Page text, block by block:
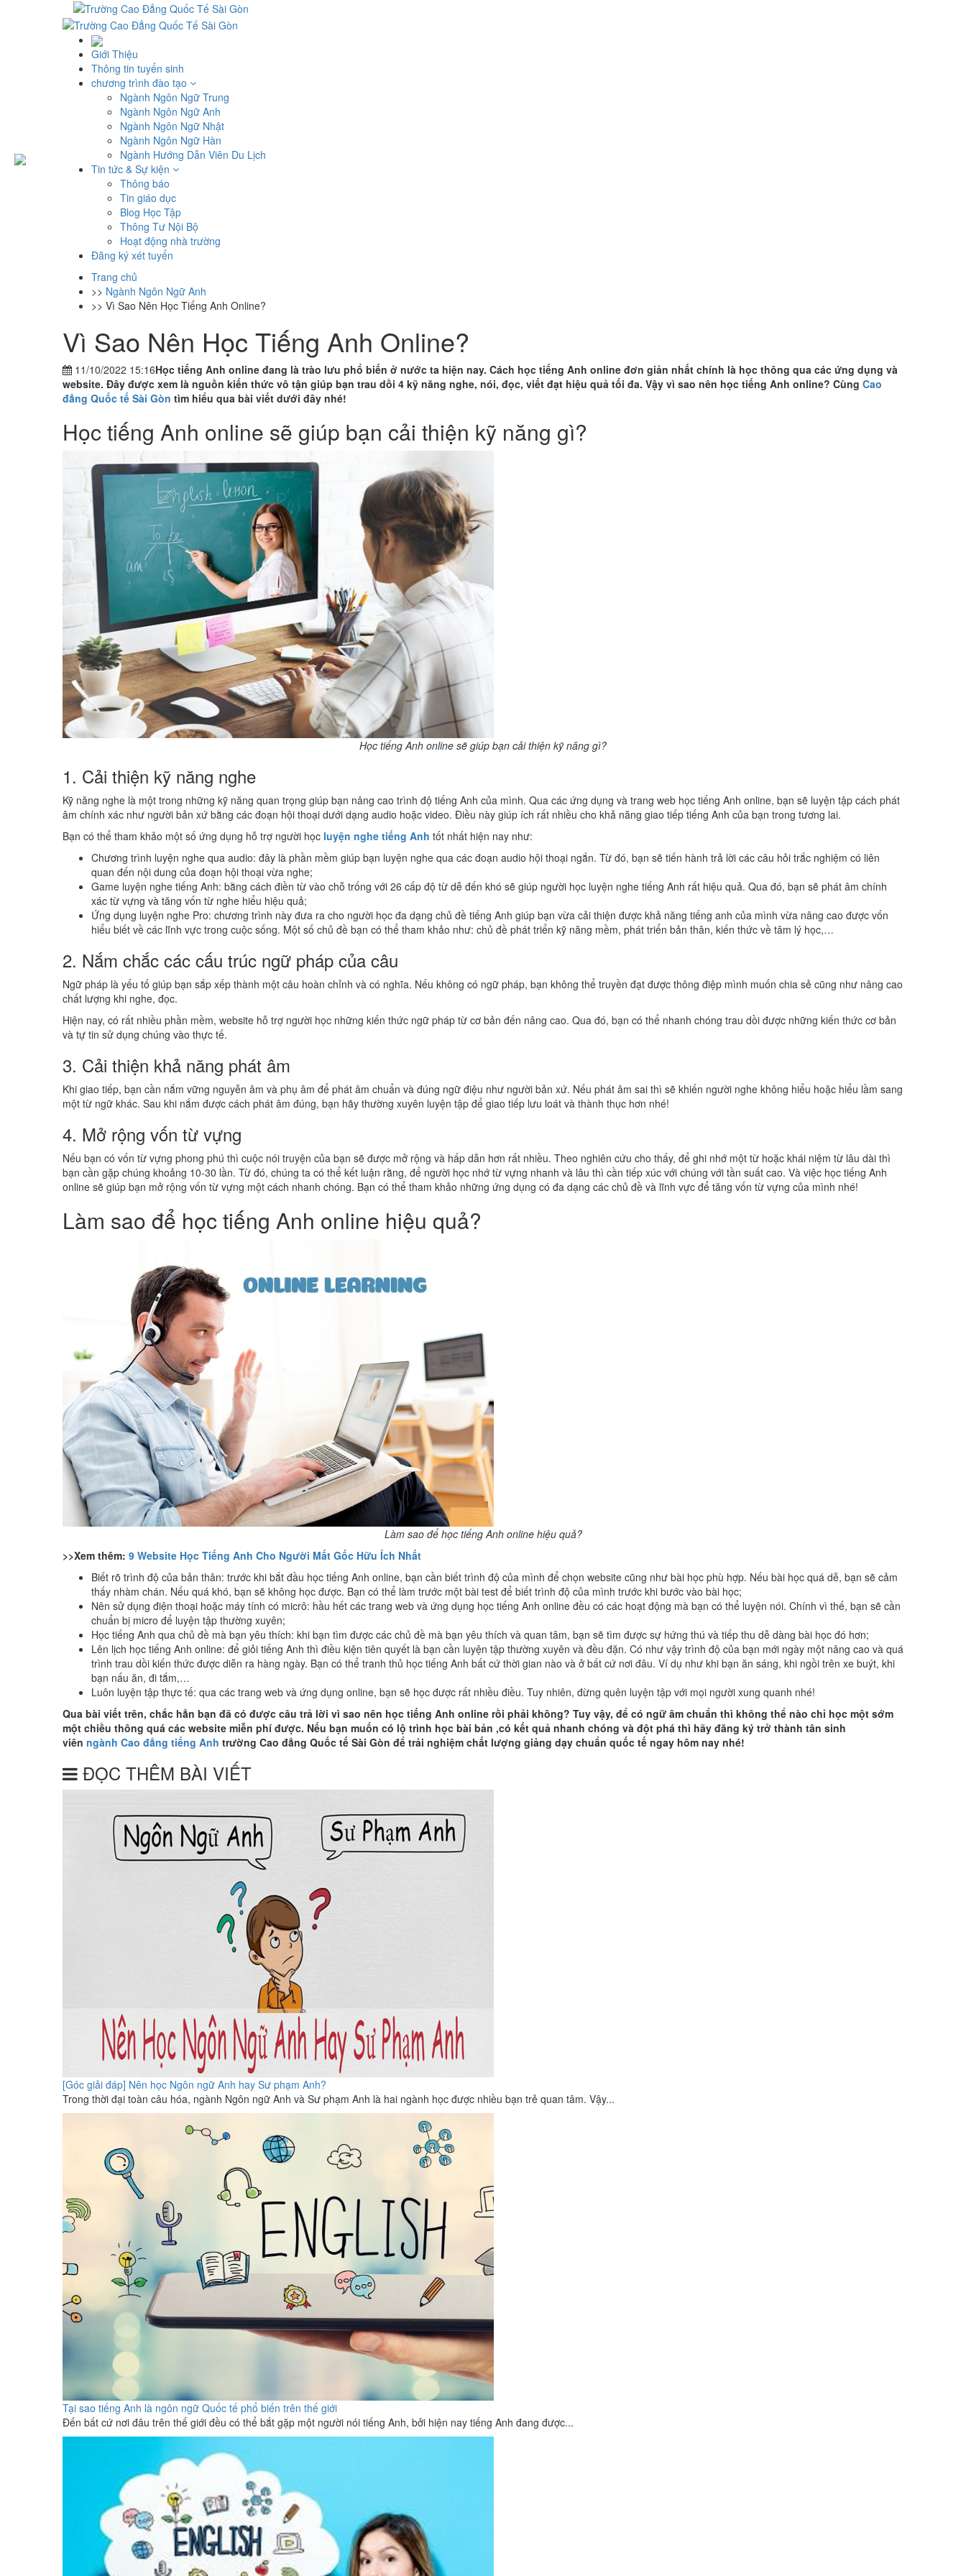
Giới Thiệu
Thông tin tuyển sinh
chương trình đào tạo
Ngành Ngôn Ngữ Trung
Ngành Ngôn Ngữ Anh
Ngành Ngôn Ngữ Nhật
Ngành Ngôn Ngữ Hàn
Ngành Hướng Dẫn Viên Du Lịch
Tin tức & Sự kiện
Thông báo
Tin giáo dục
Blog Học Tập
Thông Tư Nội Bộ
Hoạt động nhà trường
Đăng ký xét tuyển
Trang chủ
>> Ngành Ngôn Ngữ Anh
>> Vì Sao Nên Học Tiếng Anh Online?
Vì Sao Nên Học Tiếng Anh Online?
11/10/2022 15:16Học tiếng Anh online đang là trào lưu phổ biến ở nước ta hiện nay. Cách học tiếng Anh online đơn giản nhất chính là học thông qua các ứng dụng và
website. Đây được xem là nguồn kiến thức vô tận giúp bạn trau dồi 4 kỹ năng nghe, nói, đọc, viết đạt hiệu quả tối đa. Vậy vì sao nên học tiếng Anh online? Cùng Cao
đẳng Quốc tế Sài Gòn tìm hiểu qua bài viết dưới đây nhé!
Học tiếng Anh online sẽ giúp bạn cải thiện kỹ năng gì?
Học tiếng Anh online sẽ giúp bạn cải thiện kỹ năng gì?
1. Cải thiện kỹ năng nghe
Kỹ năng nghe là một trong những kỹ năng quan trọng giúp bạn nâng cao trình độ tiếng Anh của mình. Qua các ứng dụng và trang web học tiếng Anh online, bạn sẽ luyện tập cách phát
âm chính xác như người bản xứ bằng các đoạn hội thoại dưới dạng audio hoặc video. Điều này giúp ích rất nhiều cho khả năng giao tiếp tiếng Anh của bạn trong tương lai.
Bạn có thể tham khảo một số ứng dụng hỗ trợ người học luyện nghe tiếng Anh tốt nhất hiện nay như:
Chương trình luyện nghe qua audio: đây là phần mềm giúp bạn luyện nghe qua các đoạn audio hội thoại ngắn. Từ đó, bạn sẽ tiến hành trả lời các câu hỏi trắc nghiệm có liên
quan đến nội dung của đoạn hội thoại vừa nghe;
Game luyện nghe tiếng Anh: bằng cách điền từ vào chỗ trống với 26 cấp độ từ dễ đến khó sẽ giúp người học luyện nghe tiếng Anh rất hiệu quả. Qua đó, bạn sẽ phát âm chính
xác từ vựng và tăng vốn từ nghe hiểu hiệu quả;
Ứng dụng luyện nghe Pro: chương trình này đưa ra cho người học đa dạng chủ đề tiếng Anh giúp bạn vừa cải thiện được khả năng tiếng anh của mình vừa nâng cao được vốn
hiểu biết về các lĩnh vực trong cuộc sống. Một số chủ đề bạn có thể tham khảo như: chủ đề phát triển kỹ năng mềm, phát triển bản thân, kiến thức về tâm lý học,…
2. Nắm chắc các cấu trúc ngữ pháp của câu
Ngữ pháp là yếu tố giúp bạn sắp xếp thành một câu hoàn chỉnh và có nghĩa. Nếu không có ngữ pháp, bạn không thể truyền đạt được thông điệp mình muốn chia sẻ cũng như nâng cao
chất lượng khi nghe, đọc.
Hiện nay, có rất nhiều phần mềm, website hỗ trợ người học những kiến thức ngữ pháp từ cơ bản đến nâng cao. Qua đó, bạn có thể nhanh chóng trau dồi được những kiến thức cơ bản
và tự tin sử dụng chúng vào thực tế.
3. Cải thiện khả năng phát âm
Khi giao tiếp, bạn cần nắm vững nguyễn âm và phụ âm để phát âm chuẩn và đúng ngữ điệu như người bản xứ. Nếu phát âm sai thì sẽ khiến người nghe không hiểu hoặc hiểu lầm sang
một từ ngữ khác. Sau khi nắm được cách phát âm đúng, bạn hãy thường xuyên luyện tập để giao tiếp lưu loát và thành thục hơn nhé!
4. Mở rộng vốn từ vựng
Nếu bạn có vốn từ vựng phong phú thì cuộc nói truyện của bạn sẽ được mở rộng và hấp dẫn hơn rất nhiều. Theo nghiên cứu cho thấy, để ghi nhớ một từ hoặc khái niệm từ lâu dài thì
bạn cần gặp chúng khoảng 10-30 lần. Từ đó, chúng ta có thể kết luận rằng, để người học nhớ từ vựng nhanh và lâu thì cần tiếp xúc với chúng với tần suất cao. Và việc học tiếng Anh
online sẽ giúp bạn mở rộng vốn từ vựng một cách nhanh chóng. Bạn có thể tham khảo những ứng dụng có đa dạng các chủ đề và lĩnh vực để tăng vốn từ vựng của mình nhé!
Làm sao để học tiếng Anh online hiệu quả?
Làm sao để học tiếng Anh online hiệu quả?
>>Xem thêm: 9 Website Học Tiếng Anh Cho Người Mất Gốc Hữu Ích Nhất
Biết rõ trình độ của bản thân: trước khi bắt đầu học tiếng Anh online, bạn cần biết trình độ của mình để chọn website cũng như bài học phù hợp. Nếu bài học quá dễ, bạn sẽ cảm
thấy nhàm chán. Nếu quá khó, bạn sẽ không học được. Bạn có thể làm trước một bài test để biết trình độ của mình trước khi bước vào bài học;
Nên sử dụng điện thoại hoặc máy tính có micrô: hầu hết các trang web và ứng dụng học tiếng Anh online đều có các hoạt động mà bạn có thể luyện nói. Chính vì thế, bạn sẽ cần
chuẩn bị micro để luyện tập thường xuyên;
Học tiếng Anh qua chủ đề mà bạn yêu thích: khi bạn tìm được các chủ đề mà bạn yêu thích và quan tâm, bạn sẽ tìm được sự hứng thú và tiếp thu dễ dàng bài học đó hơn;
Lên lịch học tiếng Anh online: để giỏi tiếng Anh thì điều kiện tiên quyết là bạn cần luyện tập thường xuyên và đều đặn. Có như vậy trình độ của bạn mới ngày một nâng cao và quá
trình trau dồi kiến thức được diễn ra hàng ngày. Bạn có thể tranh thủ học tiếng Anh bất cứ thời gian nào và ở bất cứ nơi đâu. Ví dụ như khi bạn ăn sáng, khi ngồi trên xe buýt, khi
bạn nấu ăn, đi tắm,…
Luôn luyện tập thực tế: qua các trang web và ứng dụng online, bạn sẽ học được rất nhiều điều. Tuy nhiên, đừng quên luyện tập với mọi người xung quanh nhé!
Qua bài viết trên, chắc hẳn bạn đã có được câu trả lời vì sao nên học tiếng Anh online rồi phải không? Tuy vậy, để có ngữ âm chuẩn thì không thể nào chỉ học một sớm
một chiều thông quá các website miễn phí được. Nếu bạn muốn có lộ trình học bài bản ,có kết quả nhanh chóng và đột phá thì hãy đăng ký trở thành tân sinh
viên ngành Cao đẳng tiếng Anh trường Cao đẳng Quốc tế Sài Gòn để trải nghiệm chất lượng giảng dạy chuẩn quốc tế ngay hôm nay nhé!
ĐỌC THÊM BÀI VIẾT
[Góc giải đáp] Nên học Ngôn ngữ Anh hay Sư phạm Anh?
Trong thời đại toàn câu hóa, ngành Ngôn ngữ Anh và Sư phạm Anh là hai ngành học được nhiều bạn trẻ quan tâm. Vậy...
Tại sao tiếng Anh là ngôn ngữ Quốc tế phổ biến trên thế giới
Đến bất cứ nơi đâu trên thế giới đều có thể bắt gặp một người nói tiếng Anh, bởi hiện nay tiếng Anh đang được...